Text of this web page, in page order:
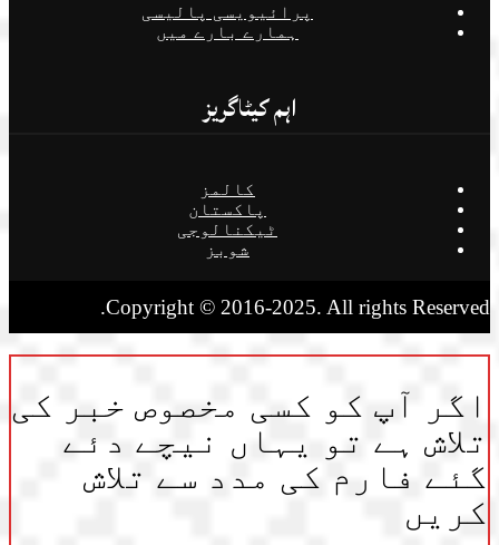
پرائیویسی پالیسی
ہمارے بارے میں
اہم کیٹاگریز
کالمز
پاکستان
ٹیکنالوجی
شوبز
Copyright © 2016-2025. All rights Reserved.
اگر آپ کو کسی مخصوص خبر کی
تلاش ہے تو یہاں نیچے دئے
گئے فارم کی مدد سے تلاش
کریں